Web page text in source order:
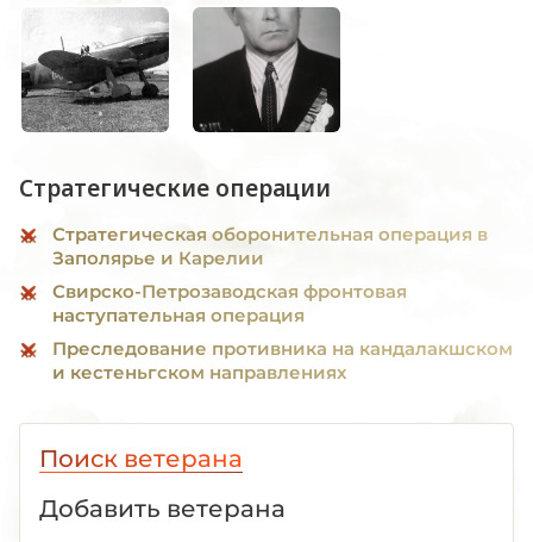
Стратегические операции
Стратегическая оборонительная операция в
Заполярье и Карелии
Свирско-Петрозаводская фронтовая
наступательная операция
Преследование противника на кандалакшском
и кестеньгском направлениях
Поиск ветерана
Добавить ветерана